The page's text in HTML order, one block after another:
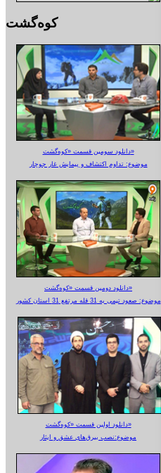
کوه‌گشت
دانلود سومین قسمت «کوه‌گشت»
موضوع: تداوم اکتشاف و پیمایش غار جوجار
دانلود دومین قسمت «کوه‌گشت»
موضوع: صعود تیمی به 31 قله مرتفع 31 استان کشور
دانلود اولین قسمت «کوه‌گشت»
موضوع:نصب بیرق‌های عشق و ایثار